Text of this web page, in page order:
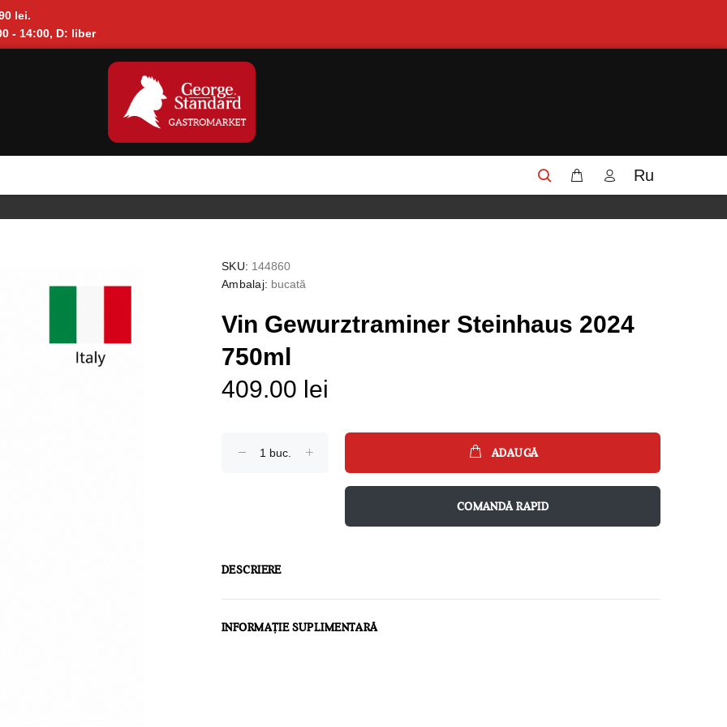
lei.
- 14:00, D: liber
Ru
SKU: 144860
Ambalaj: bucată
Vin Gewurztraminer Steinhaus 2024
750ml
409.00 lei
ADAUGĂ
COMANDĂ RAPID
DESCRIERE
INFORMAȚIE SUPLIMENTARĂ